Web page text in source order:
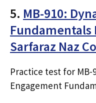
5. MB-910:
Fundamentals
Sarfaraz Naz
Practice test for MB-
Engagement